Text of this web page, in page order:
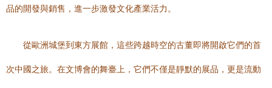
品的開發與銷售，進一步激發文化產業活力。
從歐洲城堡到東方展館，這些跨越時空的古董即將開啟它們的首
次中國之旅。在文博會的舞臺上，它們不僅是靜默的展品，更是流動